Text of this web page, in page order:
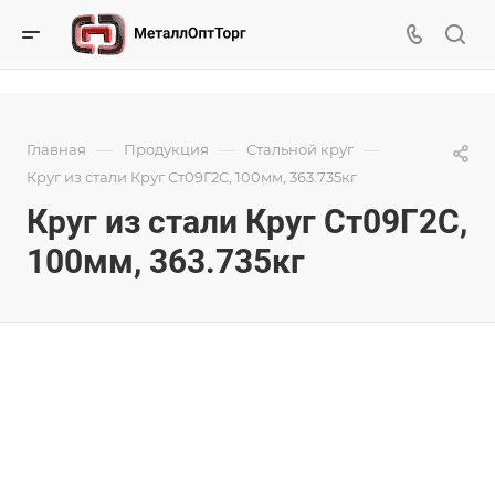
Главная — Продукция — Стальной круг —
Круг из стали Круг Ст09Г2С, 100мм, 363.735кг
Круг из стали Круг Ст09Г2С,
100мм, 363.735кг